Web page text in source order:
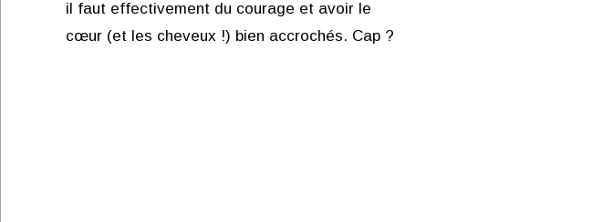
il faut effectivement du courage et avoir le
cœur (et les cheveux !) bien accrochés. Cap ?